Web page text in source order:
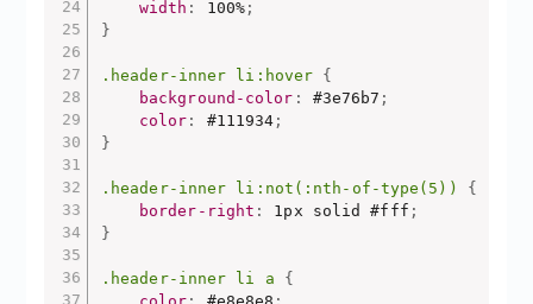
width : 100% ;
}
.header-inner li:hover {
background-color : #3e76b7 ;
color : #111934 ;
}
.header-inner li:not(:nth-of-type(5))
{
border-right : 1px solid #fff ;
}
.header-inner li a
{